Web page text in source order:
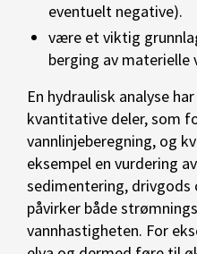
eventuelt negative).
være et viktig
berging av materielle
En hydraulisk analyse
kvantitative deler, som
vannlinjeberegning, og
eksempel en vurdering
sedimentering, drivgods
påvirker både
vannhastigheten. For